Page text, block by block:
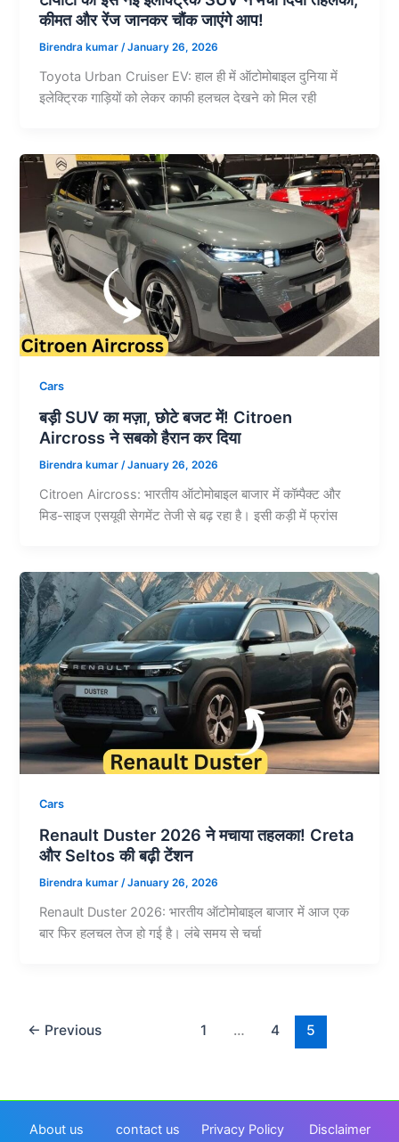
कीमत और रेंज जानकर चौंक जाएंगे आप!
Birendra kumar/January 26, 2026
Toyota Urban Cruiser EV: हाल ही में ऑटोमोबाइल दुनिया में
इलेक्ट्रिक गाड़ियों को लेकर काफी हलचल देखने को मिल रही
Cars
बड़ी SUV का मज़ा, छोटे बजट में! Citroen
Aircross ने सबको हैरान कर दिया
Birendra kumar/January 26, 2026
Citroen Aircross: भारतीय ऑटोमोबाइल बाजार में कॉम्पैक्ट और
मिड-साइज एसयूवी सेगमेंट तेजी से बढ़ रहा है। इसी कड़ी में फ्रांस
Cars
Renault Duster 2026 ने मचाया तहलका! Creta
और Seltos की बढ़ी टेंशन
Birendra kumar/January 26, 2026
Renault Duster 2026: भारतीय ऑटोमोबाइल बाजार में आज एक
बार फिर हलचल तेज हो गई है। लंबे समय से चर्चा
← Previous 1 … 4 5
About us contact us Privacy Policy Disclaimer